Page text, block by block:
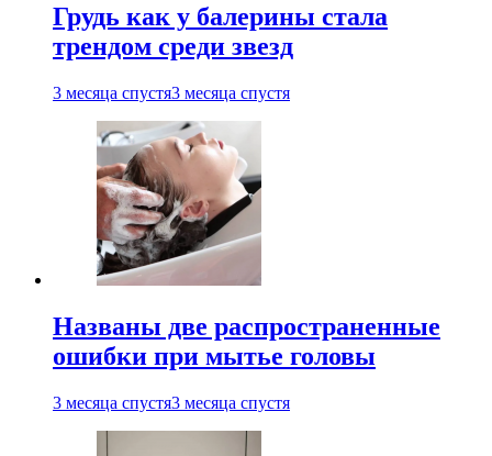
Грудь как у балерины стала
трендом среди звезд
3 месяца спустя3 месяца спустя
Названы две распространенные
ошибки при мытье головы
3 месяца спустя3 месяца спустя